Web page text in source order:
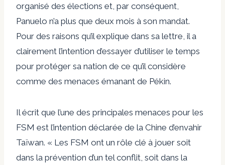
organisé des élections et, par conséquent,
Panuelo n’a plus que deux mois à son mandat.
Pour des raisons qu’il explique dans sa lettre, il a
clairement l’intention d’essayer d’utiliser le temps
pour protéger sa nation de ce qu’il considère
comme des menaces émanant de Pékin.
Il écrit que l’une des principales menaces pour les
FSM est l’intention déclarée de la Chine d’envahir
Taïwan. « Les FSM ont un rôle clé à jouer soit
dans la prévention d’un tel conflit, soit dans la